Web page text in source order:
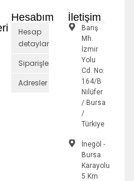
Hesabım
Hesap
detayları
Siparişler
Adresler
İletişim
Barış
Mh.
İzmir
Yolu
Cd. No:
164/B
Nilüfer
/ Bursa
/
Türkiye
İnegöl -
Bursa
Karayolu
5.Km